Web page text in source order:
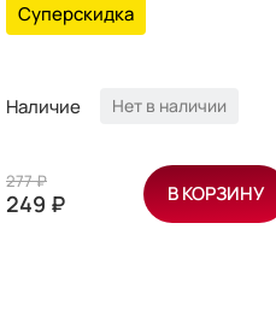
Суперскидка
Наличие Нет в наличии
277 ₽
249 ₽ В КОРЗИНУ